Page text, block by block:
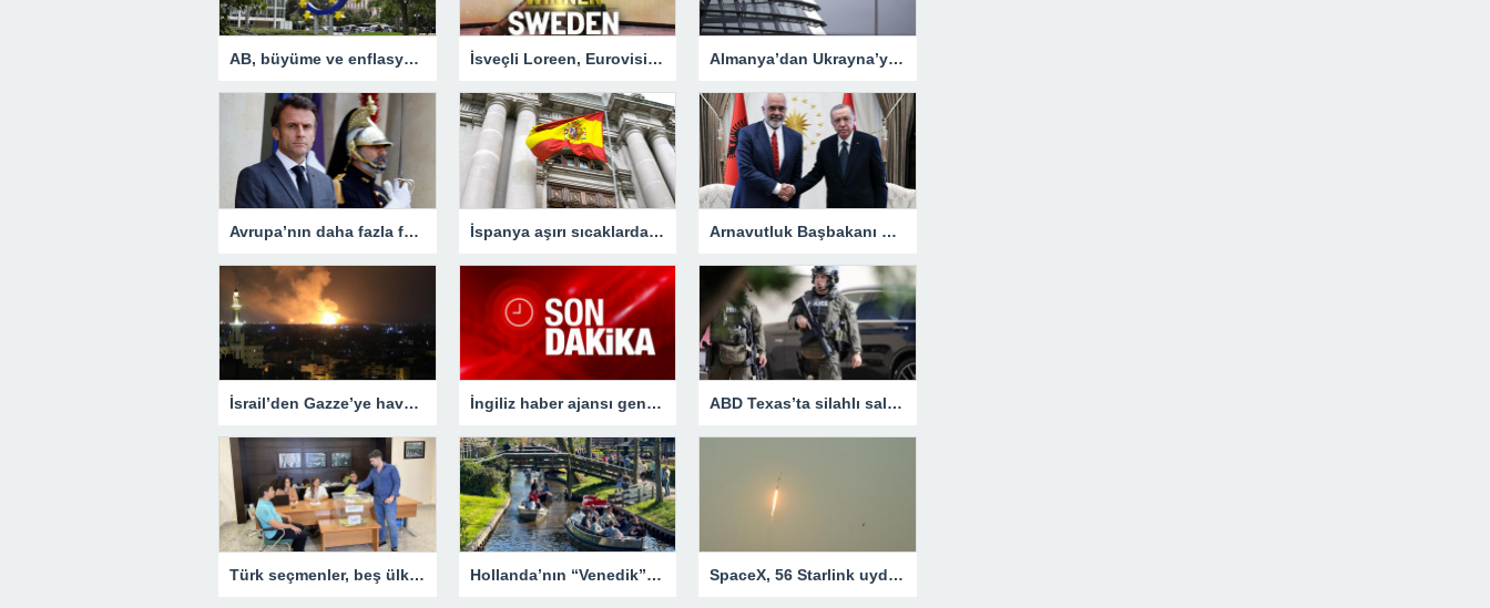
AB, büyüme ve enflasyon beklentisini yükseltti İsveçli Loreen, Eurovision’u ikinci defa kazanarak bir ilki gerçekleştirdi Almanya’dan Ukrayna’ya yeni silah ve mühimmat
Avrupa’nın daha fazla fabrikaya ihtiyacı var İspanya aşırı sıcaklarda açık havada çalışmayı yasaklayacak Arnavutluk Başbakanı Rama’dan, Cumhurbaşkanı Erdoğan’a destek mesajı
İsrail’den Gazze’ye hava saldırısı! Çok sayıda ölü ve yaralı var İngiliz haber ajansı genç seçmenin nabzını tuttu: Çoğu öfkesini dindirmek için sandığa gidiyor ABD Texas’ta silahlı saldırı! Çok sayıda ölü ve yaralı var
Türk seçmenler, beş ülkede daha sandık başına gitti Hollanda’nın “Venedik”i Giethoorn: Araba yolu yok SpaceX, 56 Starlink uydusunu daha yörüngeye gönderdi